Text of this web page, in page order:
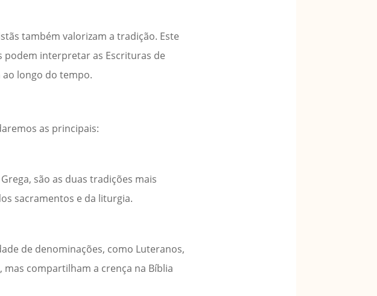
também valorizam a tradição. Este
podem interpretar as Escrituras de
longo do tempo.
as principais:
são as duas tradições mais
sacramentos e da liturgia.
de denominações, como Luteranos,
compartilham a crença na Bíblia